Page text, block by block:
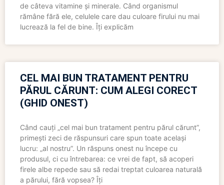
de câteva vitamine și minerale. Când organismul
rămâne fără ele, celulele care dau culoare firului nu mai
lucrează la fel de bine. Îți explicăm
CEL MAI BUN TRATAMENT PENTRU
PĂRUL CĂRUNT: CUM ALEGI CORECT
(GHID ONEST)
Când cauți „cel mai bun tratament pentru părul cărunt”,
primești zeci de răspunsuri care spun toate același
lucru: „al nostru”. Un răspuns onest nu începe cu
produsul, ci cu întrebarea: ce vrei de fapt, să acoperi
firele albe repede sau să redai treptat culoarea naturală
a părului, fără vopsea? Îți